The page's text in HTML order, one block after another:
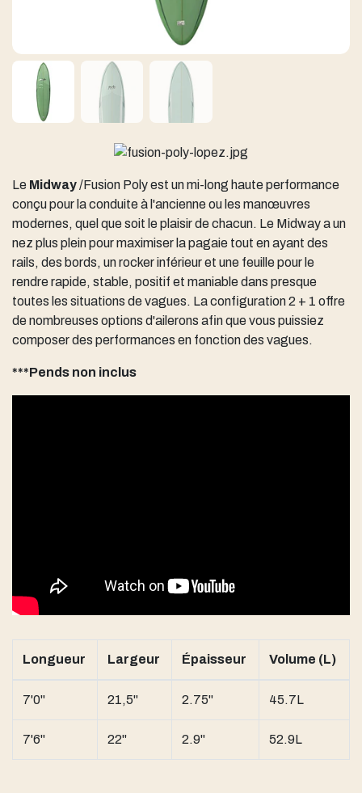
Le Midway/Fusion Poly est un mi-long haute performance
conçu pour la conduite à l'ancienne ou les manœuvres
modernes, quel que soit le plaisir de chacun. Le Midway a un
nez plus plein pour maximiser la pagaie tout en ayant des
rails, des bords, un rocker inférieur et une feuille pour le
rendre rapide, stable, positif et maniable dans presque
toutes les situations de vagues. La configuration 2 + 1 offre
de nombreuses options d'ailerons afin que vous puissiez
composer des performances en fonction des vagues.
***Pends non inclus
Longueur Largeur Épaisseur Volume (L)
7'0" 21,5" 2.75" 45.7L
7'6" 22" 2.9" 52.9L